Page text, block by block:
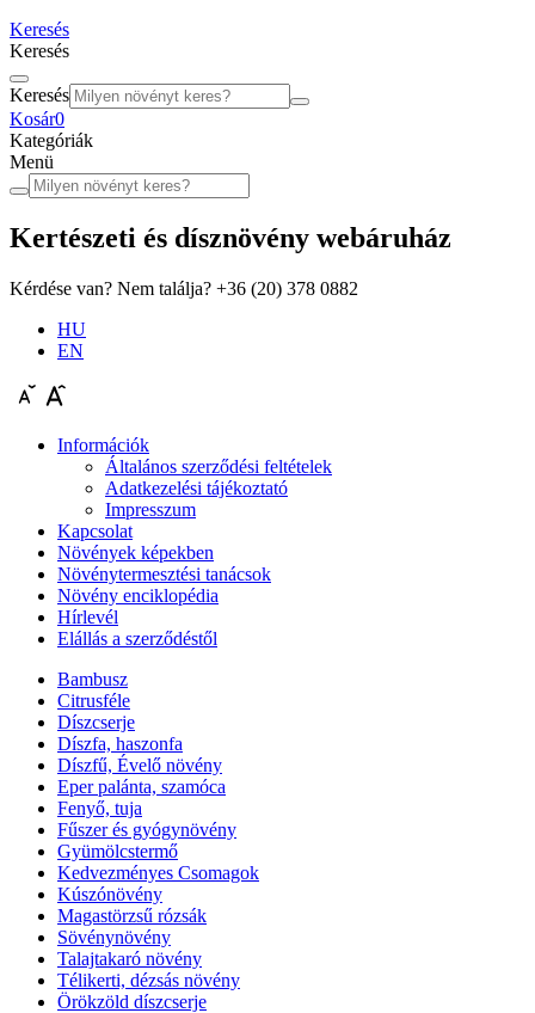
Keresés
Keresés
Keresés
Kosár0
Kategóriák
Menü
Kertészeti és dísznövény webáruház
Kérdése van? Nem találja? +36 (20) 378 0882
HU
EN
Információk
Általános szerződési feltételek
Adatkezelési tájékoztató
Impresszum
Kapcsolat
Növények képekben
Növénytermesztési tanácsok
Növény enciklopédia
Hírlevél
Elállás a szerződéstől
Bambusz
Citrusféle
Díszcserje
Díszfa, haszonfa
Díszfű, Évelő növény
Eper palánta, szamóca
Fenyő, tuja
Fűszer és gyógynövény
Gyümölcstermő
Kedvezményes Csomagok
Kúszónövény
Magastörzsű rózsák
Sövénynövény
Talajtakaró növény
Télikerti, dézsás növény
Örökzöld díszcserje